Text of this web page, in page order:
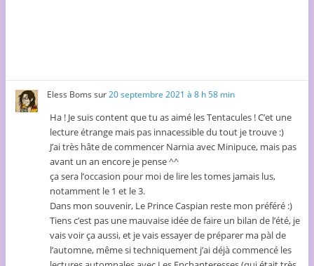
Eless Boms sur20 septembre 2021 à 8 h 58 min
Ha ! Je suis content que tu as aimé les Tentacules ! C’et une
lecture étrange mais pas innacessible du tout je trouve :)
J’ai très hâte de commencer Narnia avec Minipuce, mais pas
avant un an encore je pense ^^
ça sera l’occasion pour moi de lire les tomes jamais lus,
notamment le 1 et le 3.
Dans mon souvenir, Le Prince Caspian reste mon préféré :)
Tiens c’est pas une mauvaise idée de faire un bilan de l’été, je
vais voir ça aussi, et je vais essayer de préparer ma pàl de
l’automne, même si techniquement j’ai déjà commencé les